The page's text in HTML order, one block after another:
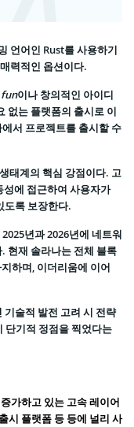
언어인 Rust를 사용하기
력적인 옵션이다.
이나 창의적인 아이디
없는 플랫폼의 출시로 이
서 프로젝트를 출시할 수
태계의 핵심 강점이다. 고
성에 접근하여 사용자가
도록 보장한다.
년과 2026년에 네트워
현재 솔라나는 전체 블록
하며, 이더리움에 이어
기술적 발전 고려 시 전략
단기적 정점을 찍었다는
가하고 있는 고속 레이어
시 플랫폼 등 등에 널리 사